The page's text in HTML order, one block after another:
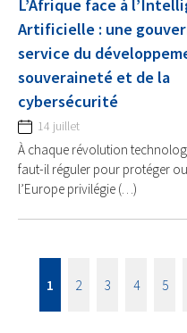
L’Afrique face à
Artificielle : une
service du
souveraineté et de la
cybersécurité
14 juillet
À chaque révolution
faut-il réguler pour protéger
l’Europe privilégie (…)
1 2 3 4 5